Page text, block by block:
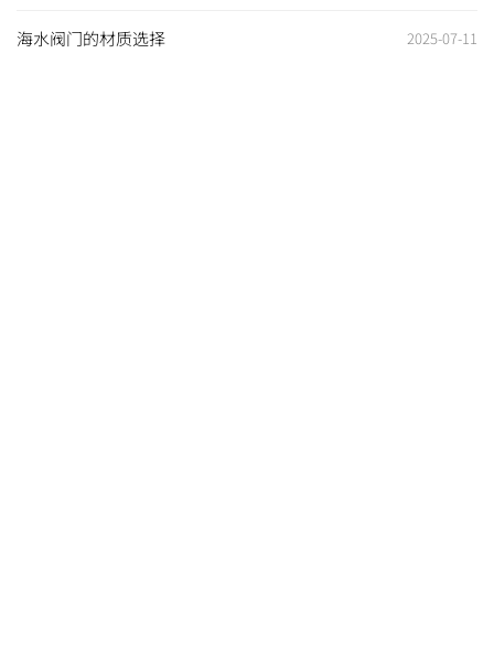
海水阀门的材质选择 2025-07-11